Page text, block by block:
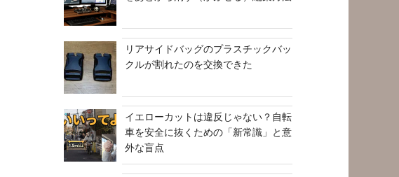
リアサイドバッグのプラスチックバッ
クルが割れたのを交換できた
イエローカットは違反じゃない？自転
車を安全に抜くための「新常識」と意
外な盲点